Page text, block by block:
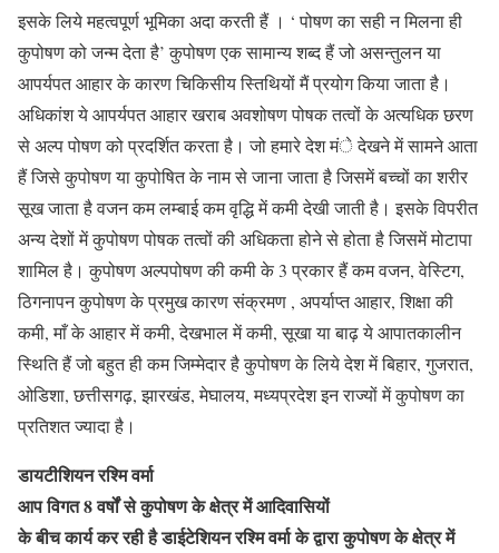
इसके लिये महत्वपूर्ण भूमिका अदा करती हैं । ‘ पोषण का सही न मिलना ही
कुपोषण को जन्म देता है’ कुपोषण एक सामान्य शब्द हैं जो असन्तुलन या
आपर्यपत आहार के कारण चिकिसीय स्तिथियों मैं प्रयोग किया जाता है।
अधिकांश ये आपर्यपत आहार खराब अवशोषण पोषक तत्वों के अत्यधिक छरण
से अल्प पोषण को प्रदर्शित करता है। जो हमारे देश मंे देखने में सामने आता
हैं जिसे कुपोषण या कुपोषित के नाम से जाना जाता है जिसमें बच्चों का शरीर
सूख जाता है वजन कम लम्बाई कम वृद्धि में कमी देखी जाती है। इसके विपरीत
अन्य देशों में कुपोषण पोषक तत्वों की अधिकता होने से होता है जिसमें मोटापा
शामिल है। कुपोषण अल्पपोषण की कमी के 3 प्रकार हैं कम वजन, वेस्टिग,
ठिगनापन कुपोषण के प्रमुख कारण संक्रमण , अपर्याप्त आहार, शिक्षा की
कमी, माँ के आहार में कमी, देखभाल में कमी, सूखा या बाढ़ ये आपातकालीन
स्थिति हैं जो बहुत ही कम जिम्मेदार है कुपोषण के लिये देश में बिहार, गुजरात,
ओडिशा, छत्तीसगढ़, झारखंड, मेघालय, मध्यप्रदेश इन राज्यों में कुपोषण का
प्रतिशत ज्यादा है।
डायटीशियन रश्मि वर्मा
आप विगत 8 वर्षों से कुपोषण के क्षेत्र में आदिवासियों
के बीच कार्य कर रही है डाईटेशियन रश्मि वर्मा के द्वारा कुपोषण के क्षेत्र में